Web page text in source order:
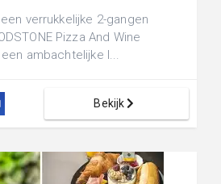
verrukkelijke 2-gangen
Pizza And Wine
ambachtelijke l...
Bekijk